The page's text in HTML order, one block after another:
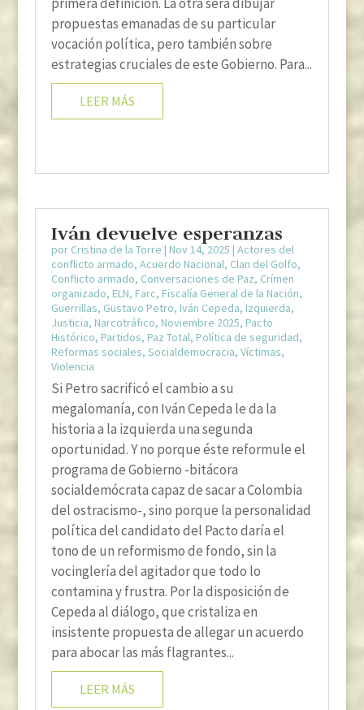
propuestas emanadas de su particular
vocación política, pero también sobre
estrategias cruciales de este Gobierno. Para...
LEER MÁS
Iván devuelve esperanzas
por Cristina de la Torre | Nov 14, 2025 | Actores del
conflicto armado, Acuerdo Nacional, Clan del Golfo,
Conflicto armado, Conversaciones de Paz, Crímen
organizado, ELN, Farc, Fiscalía General de la Nación,
Guerrillas, Gustavo Petro, Iván Cepeda, Izquierda,
Justicia, Narcotráfico, Noviembre 2025, Pacto
Histórico, Partidos, Paz Total, Política de seguridad,
Reformas sociales, Socialdemocracia, Víctimas,
Violencia
Si Petro sacrificó el cambio a su
megalomanía, con Iván Cepeda le da la
historia a la izquierda una segunda
oportunidad. Y no porque éste reformule el
programa de Gobierno -bitácora
socialdemócrata capaz de sacar a Colombia
del ostracismo-, sino porque la personalidad
política del candidato del Pacto daría el
tono de un reformismo de fondo, sin la
vocinglería del agitador que todo lo
contamina y frustra. Por la disposición de
Cepeda al diálogo, que cristaliza en
insistente propuesta de allegar un acuerdo
para abocar las más flagrantes...
LEER MÁS